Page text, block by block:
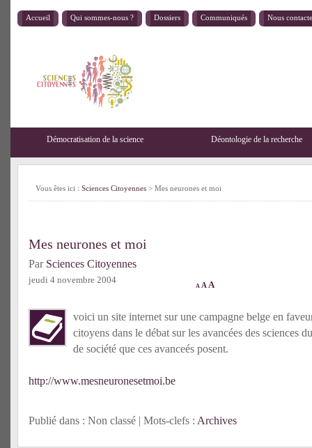
Accueil Qui sommes-nous ? Dossiers Communiqués Nous
Démocratisation de la science Déontologie de la recherche
Vous êtes ici : Sciences Citoyennes > Mes neurones et moi
Mes neurones et moi
Par Sciences Citoyennes
jeudi 4 novembre 2004
A A A
voici un site internet sur une campagne belge en
citoyens dans le débat sur les avancées des sciences
de société que ces avanceés posent.
http://www.mesneuronesetmoi.be
Publié dans : Non classé | Mots-clefs : Archives